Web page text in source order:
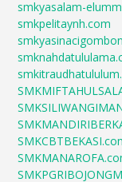
smkyasalam-
smkpelitaynh.com